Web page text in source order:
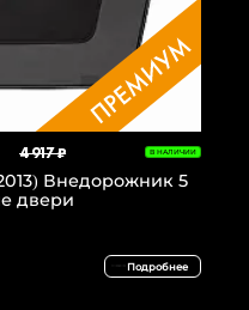
4 917 ₽ В НАЛИЧИИ
Внедорожник 5
двери
Подробнее